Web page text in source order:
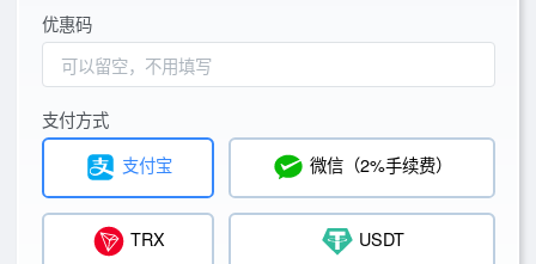
优惠码
支付方式
支付宝
微信（2%手续费）
TRX USDT